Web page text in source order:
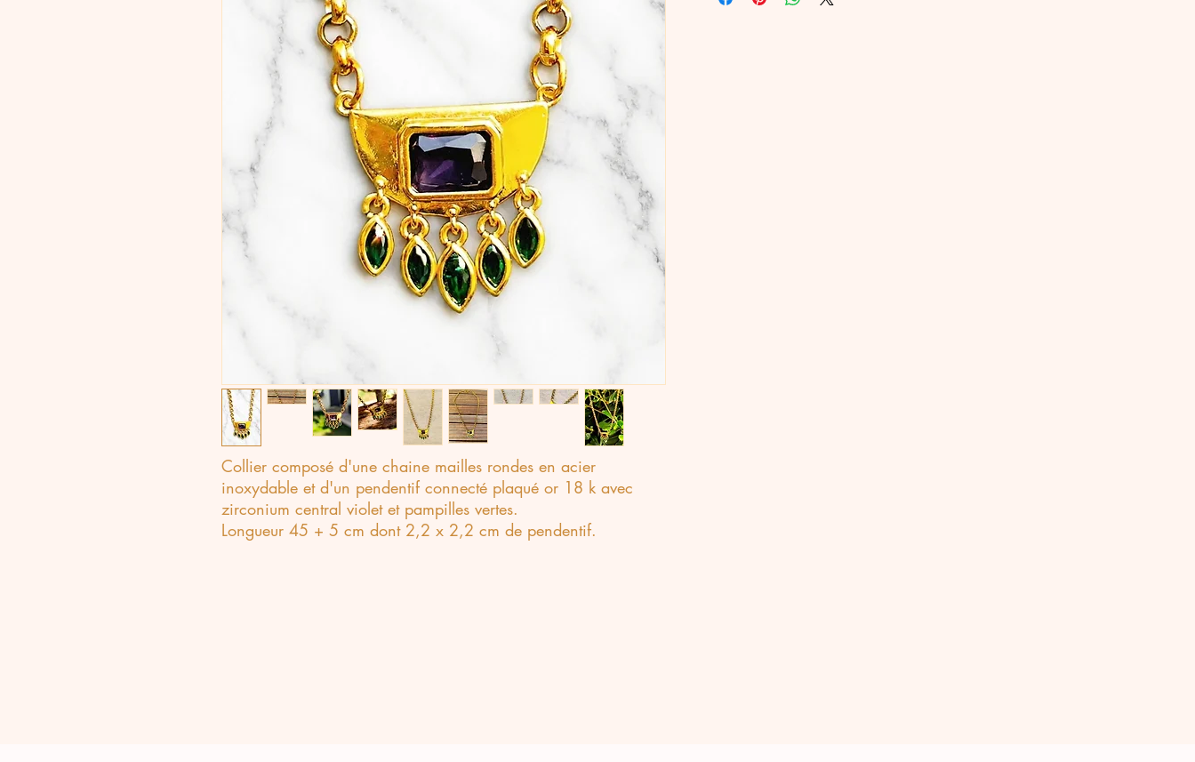
Collier composé d'une chaine mailles rondes en acier
inoxydable et d'un pendentif connecté plaqué or 18 k avec
zirconium central violet et pampilles vertes.
Longueur 45 + 5 cm dont 2,2 x 2,2 cm de pendentif.